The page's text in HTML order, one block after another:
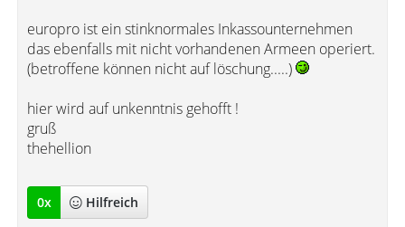
europro ist ein stinknormales Inkassounternehmen
das ebenfalls mit nicht vorhandenen Armeen operiert.
(betroffene können nicht auf löschung.....)
hier wird auf unkenntnis gehofft !
gruß
thehellion
0x Hilfreich